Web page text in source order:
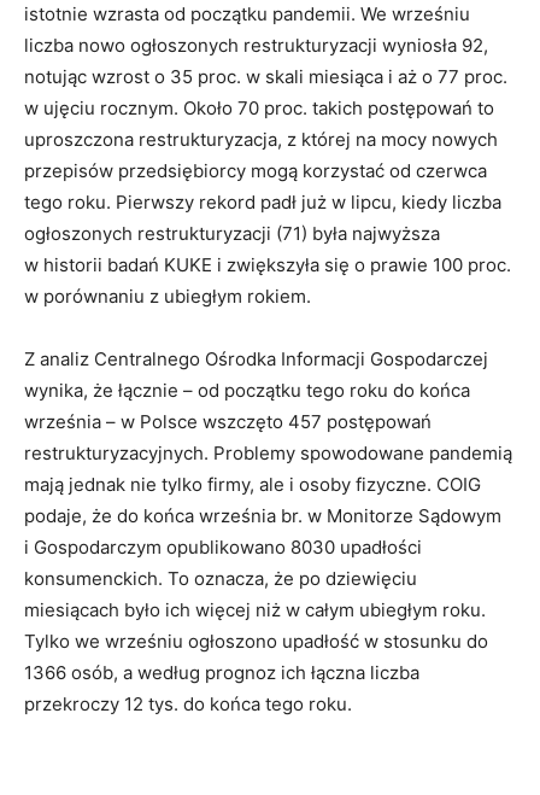
istotnie wzrasta od początku pandemii. We wrześniu
liczba nowo ogłoszonych restrukturyzacji wyniosła 92,
notując wzrost o 35 proc. w skali miesiąca i aż o 77 proc.
w ujęciu rocznym. Około 70 proc. takich postępowań to
uproszczona restrukturyzacja, z której na mocy nowych
przepisów przedsiębiorcy mogą korzystać od czerwca
tego roku. Pierwszy rekord padł już w lipcu, kiedy liczba
ogłoszonych restrukturyzacji (71) była najwyższa
w historii badań KUKE i zwiększyła się o prawie 100 proc.
w porównaniu z ubiegłym rokiem.
Z analiz Centralnego Ośrodka Informacji Gospodarczej
wynika, że łącznie – od początku tego roku do końca
września – w Polsce wszczęto 457 postępowań
restrukturyzacyjnych. Problemy spowodowane pandemią
mają jednak nie tylko firmy, ale i osoby fizyczne. COIG
podaje, że do końca września br. w Monitorze Sądowym
i Gospodarczym opublikowano 8030 upadłości
konsumenckich. To oznacza, że po dziewięciu
miesiącach było ich więcej niż w całym ubiegłym roku.
Tylko we wrześniu ogłoszono upadłość w stosunku do
1366 osób, a według prognoz ich łączna liczba
przekroczy 12 tys. do końca tego roku.